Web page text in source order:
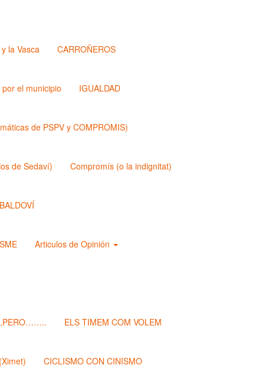
la Vasca CARROÑEROS
el municipio IGUALDAD
de PSPV y COMPROMIS)
de Sedaví) Compromís (o la indignitat)
Articulos de Opinión
ELS TIMEM COM VOLEM
CICLISMO CON CINISMO